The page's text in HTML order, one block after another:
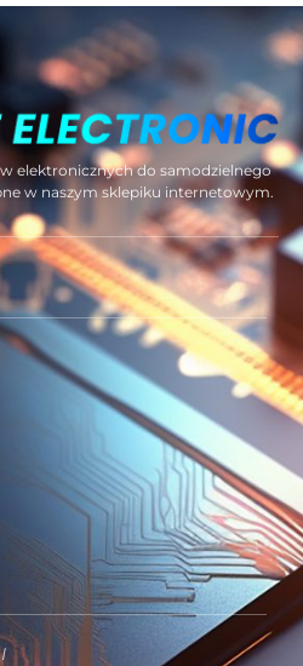
elektronicznych do samodzielnego
w naszym sklepiku internetowym.